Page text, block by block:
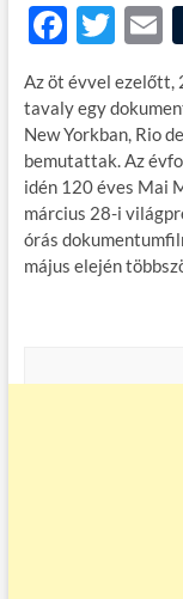
F
ac
e
b
o
o
k
T
w
itt
er
Az öt évvel ezelőtt,
tavaly egy
New Yorkban, Rio
bemutattak. Az
idén 120 éves Mai
március 28-i
órás
május elején